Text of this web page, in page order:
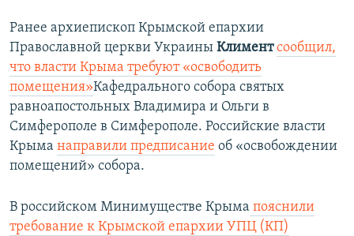
Ранее архиепископ Крымской епархии
Православной церкви Украины Климент сообщил,
что власти Крыма требуют «освободить
помещения»Кафедрального собора святых
равноапостольных Владимира и Ольги в
Симферополе в Симферополе. ​Российские власти
Крыма направили предписание об «освобождении
помещений» собора.
В российском Минимуществе Крыма пояснили
требование к Крымской епархии УПЦ (КП)